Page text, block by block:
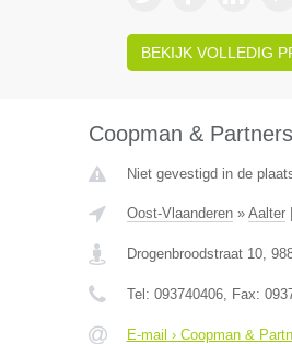
BEKIJK VOLLEDIG
Coopman &
Niet gevestigd in de
Oost-Vlaanderen» Aalter|
Drogenbroodstraat 10,
Tel: 093740406, Fax:
E-mail › Coopman &